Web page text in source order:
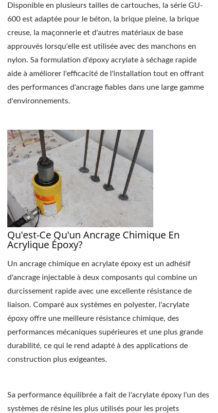
Disponible en plusieurs tailles de cartouches, la série GU-
600 est adaptée pour le béton, la brique pleine, la brique
creuse, la maçonnerie et d'autres matériaux de base
approuvés lorsqu'elle est utilisée avec des manchons en
nylon. Sa formulation d'époxy acrylate à séchage rapide
aide à améliorer l'efficacité de l'installation tout en offrant
des performances d'ancrage fiables dans une large gamme
d'environnements.
Qu'est-Ce Qu'un Ancrage Chimique En
Acrylique Époxy?
Un ancrage chimique en acrylate époxy est un adhésif
d'ancrage injectable à deux composants qui combine un
durcissement rapide avec une excellente résistance de
liaison. Comparé aux systèmes en polyester, l'acrylate
époxy offre une meilleure résistance chimique, des
performances mécaniques supérieures et une plus grande
durabilité, ce qui le rend adapté à des applications de
construction plus exigeantes.
Sa performance équilibrée a fait de l'acrylate époxy l'un des
systèmes de résine les plus utilisés pour les projets